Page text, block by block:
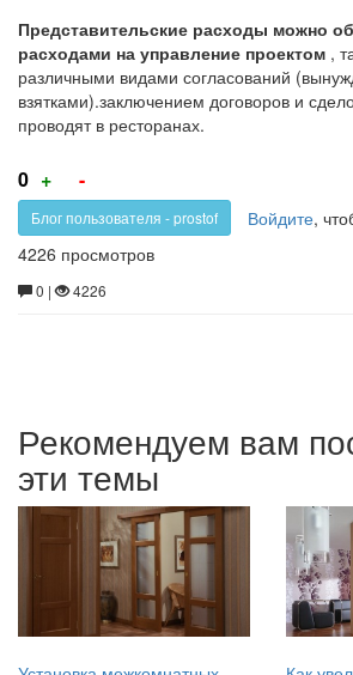
Представительские расходы можно
расходами на управление проектом ,
различными видами согласований
взятками).заключением договоров и
проводят в ресторанах.
0 +
за!
-
против!
Блог пользователя - prostof Войдите,
4226 просмотров
0 | 4226
Рекомендуем вам
эти темы